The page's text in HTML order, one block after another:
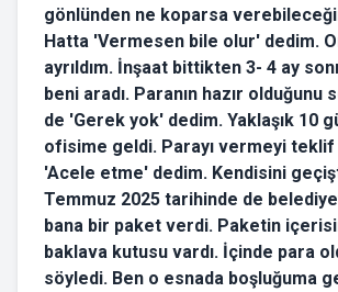
gönlünden ne koparsa
Hatta 'Vermesen bile olur' dedim.
ayrıldım. İnşaat bittikten 3- 4 ay
beni aradı. Paranın hazır olduğunu
de 'Gerek yok' dedim. Yaklaşık 10
ofisime geldi. Parayı vermeyi
'Acele etme' dedim. Kendisini
Temmuz 2025 tarihinde de
bana bir paket verdi. Paketin
baklava kutusu vardı. İçinde para
söyledi. Ben o esnada boşluğuma